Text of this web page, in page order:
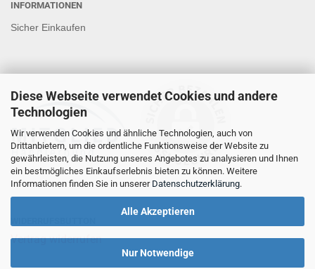
Diese Webseite verwendet Cookies und andere
Technologien
Wir verwenden Cookies und ähnliche Technologien, auch von
Drittanbietern, um die ordentliche Funktionsweise der Website zu
gewährleisten, die Nutzung unseres Angebotes zu analysieren und Ihnen
ein bestmögliches Einkaufserlebnis bieten zu können. Weitere
Informationen finden Sie in unserer Datenschutzerklärung.
Alle Akzeptieren
Nur Notwendige
INFORMATIONEN
Sicher Einkaufen
Vertrag widerrufen